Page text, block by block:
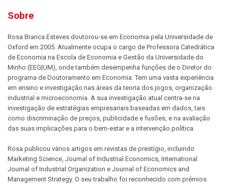
Sobre
Rosa Branca Esteves doutorou-se em Economia pela Universidade de
Oxford em 2005. Atualmente ocupa o cargo de Professora Catedrática
de Economia na Escola de Economia e Gestão da Universidade do
Minho (EEG|UM), onde também desempenha funções de o Diretor do
programa de Doutoramento em Economia. Tem uma vasta experiência
em ensino e investigação nas áreas da teoria dos jogos, organização
industrial e microeconomia. A sua investigação atual centra-se na
investigação de estratégias empresariais baseadas em dados, tais
como discriminação de preços, publicidade e fusões, e na avaliação
das suas implicações para o bem-estar e a intervenção política.
Rosa publicou vários artigos em revistas de prestígio, incluindo
Marketing Science, Journal of Industrial Economics, International
Journal of Industrial Organization e Journal of Economics and
Management Strategy. O seu trabalho foi reconhecido com prémios